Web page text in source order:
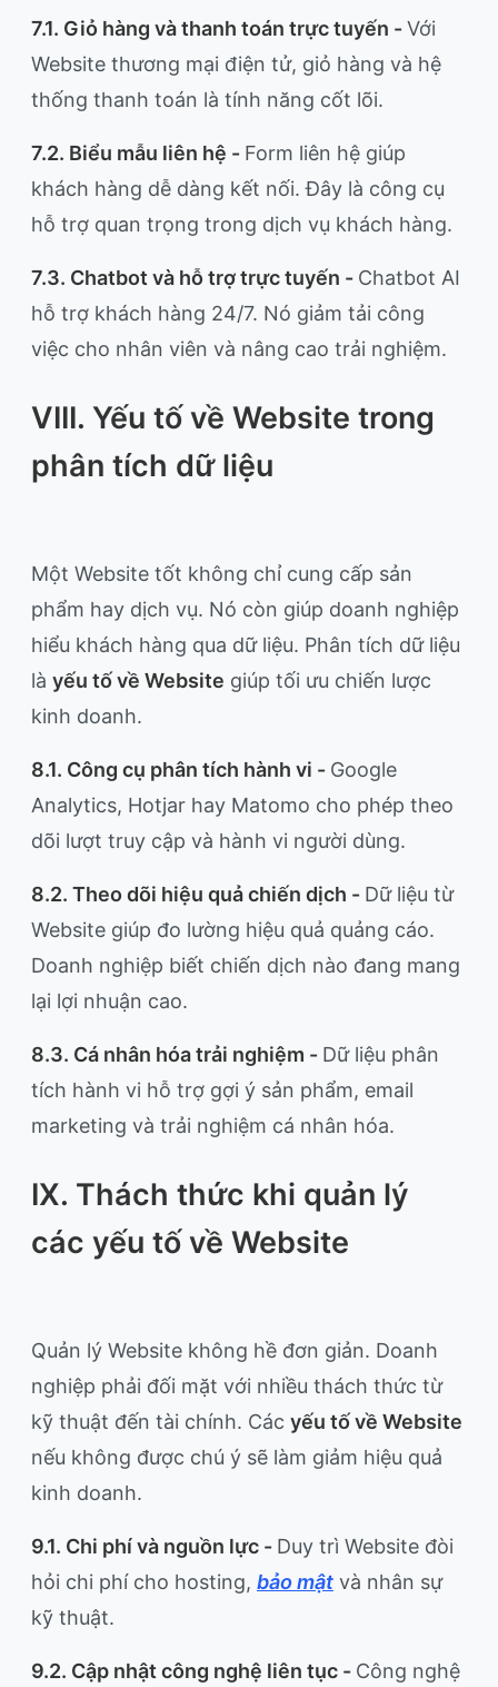
7.1. Giỏ hàng và thanh toán trực tuyến -Với
Website thương mại điện tử, giỏ hàng và hệ
thống thanh toán là tính năng cốt lõi.
7.2. Biểu mẫu liên hệ - Form liên hệ giúp
khách hàng dễ dàng kết nối. Đây là công cụ
hỗ trợ quan trọng trong dịch vụ khách hàng.
7.3. Chatbot và hỗ trợ trực tuyến - Chatbot AI
hỗ trợ khách hàng 24/7. Nó giảm tải công
việc cho nhân viên và nâng cao trải nghiệm.
VIII. Yếu tố về Website trong
phân tích dữ liệu
Một Website tốt không chỉ cung cấp sản
phẩm hay dịch vụ. Nó còn giúp doanh nghiệp
hiểu khách hàng qua dữ liệu. Phân tích dữ liệu
là yếu tố về Website giúp tối ưu chiến lược
kinh doanh.
8.1. Công cụ phân tích hành vi - Google
Analytics, Hotjar hay Matomo cho phép theo
dõi lượt truy cập và hành vi người dùng.
8.2. Theo dõi hiệu quả chiến dịch - Dữ liệu từ
Website giúp đo lường hiệu quả quảng cáo.
Doanh nghiệp biết chiến dịch nào đang mang
lại lợi nhuận cao.
8.3. Cá nhân hóa trải nghiệm - Dữ liệu phân
tích hành vi hỗ trợ gợi ý sản phẩm, email
marketing và trải nghiệm cá nhân hóa.
IX. Thách thức khi quản lý
các yếu tố về Website
Quản lý Website không hề đơn giản. Doanh
nghiệp phải đối mặt với nhiều thách thức từ
kỹ thuật đến tài chính. Các yếu tố về Website
nếu không được chú ý sẽ làm giảm hiệu quả
kinh doanh.
9.1. Chi phí và nguồn lực - Duy trì Website đòi
hỏi chi phí cho hosting, bảo mật và nhân sự
kỹ thuật.
9.2. Cập nhật công nghệ liên tục - Công nghệ